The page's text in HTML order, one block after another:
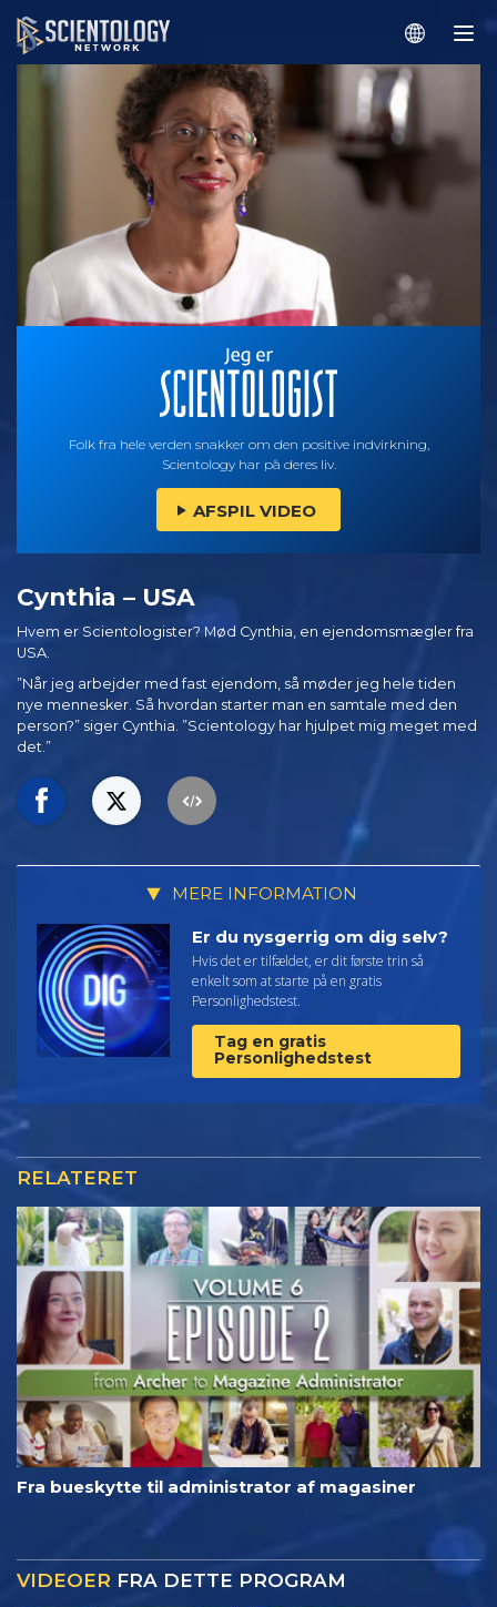
Folk fra hele verden snakker om den positive indvirkning,
Scientology har på deres liv.
AFSPIL VIDEO
Cynthia – USA
Hvem er Scientologister? Mød Cynthia, en ejendomsmægler fra
USA.
”Når jeg arbejder med fast ejendom, så møder jeg hele tiden
nye mennesker. Så hvordan starter man en samtale med den
person?” siger Cynthia. ”Scientology har hjulpet mig meget med
det.”
MERE INFORMATION
Er du nysgerrig om dig selv?
Hvis det er tilfældet, er dit første trin så
enkelt som at starte på en gratis
Personlighedstest.
Tag en gratis
Personlighedstest
RELATERET
Fra bueskytte til administrator af magasiner
VIDEOER FRA DETTE PROGRAM